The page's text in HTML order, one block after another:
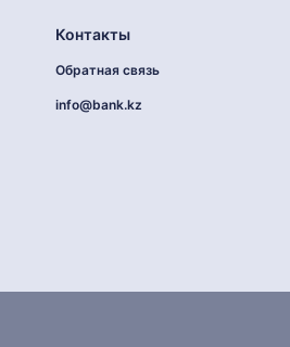
Контакты
Обратная связь
info@bank.kz